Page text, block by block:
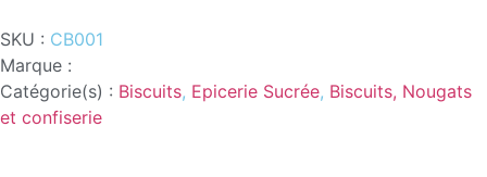
SKU : CB001
Marque :
Catégorie(s) : Biscuits, Epicerie Sucrée, Biscuits, Nougats
et confiserie